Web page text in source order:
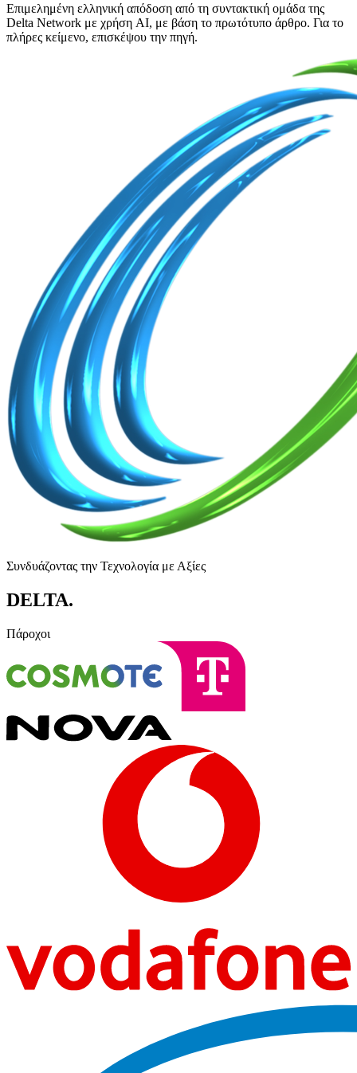
Επιμελημένη ελληνική απόδοση από τη συντακτική ομάδα της
Delta Network με χρήση AI, με βάση το πρωτότυπο άρθρο. Για το
πλήρες κείμενο, επισκέψου την πηγή.
Συνδυάζοντας την Τεχνολογία με Αξίες
DELTA.
Πάροχοι